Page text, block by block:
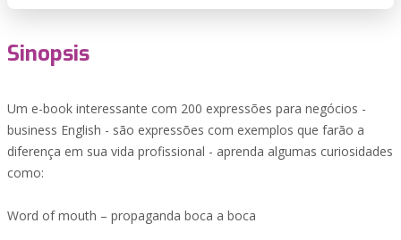
Sinopsis
Um e-book interessante com 200 expressões para negócios -
business English - são expressões com exemplos que farão a
diferença em sua vida profissional - aprenda algumas curiosidades
como:
Word of mouth – propaganda boca a boca